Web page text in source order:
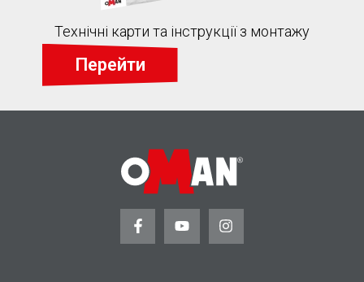
Технічні карти та інструкції з монтажу
Перейти